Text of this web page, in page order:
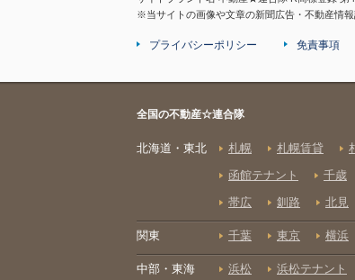
※当サイトの画像や文章の新聞広告・不動産情
プライバシーポリシー 免責事項